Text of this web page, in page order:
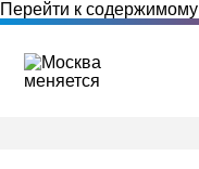
Перейти к содержимому